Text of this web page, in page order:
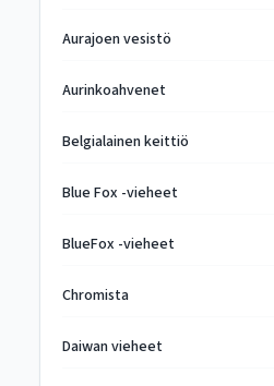
Aurajoen vesistö
Aurinkoahvenet
Belgialainen keittiö
Blue Fox -vieheet
BlueFox -vieheet
Chromista
Daiwan vieheet